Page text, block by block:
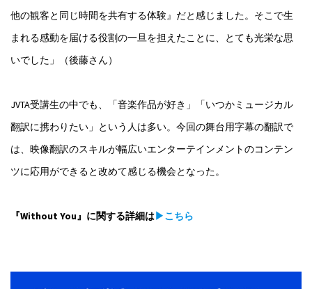
他の観客と同じ時間を共有する体験』だと感じました。そこで生
まれる感動を届ける役割の一旦を担えたことに、とても光栄な思
いでした」（後藤さん）
JVTA受講生の中でも、「音楽作品が好き」「いつかミュージカル
翻訳に携わりたい」という人は多い。今回の舞台用字幕の翻訳で
は、映像翻訳のスキルが幅広いエンターテインメントのコンテン
ツに応用ができると改めて感じる機会となった。
『Without You』に関する詳細は▶こちら